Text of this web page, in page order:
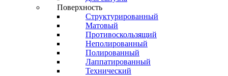
Поверхность
Структурированный
Матовый
Противоскользящий
Неполированный
Полированный
Лаппатированный
Технический